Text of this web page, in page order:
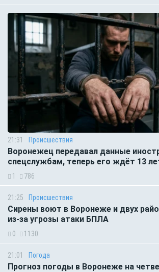
21:31 Происшествия
Воронежец передавал данные
спецслужбам, теперь его ждёт 13
1 786
21:25 Происшествия
Сирены воют в Воронеже и двух
из-за угрозы атаки БПЛА
0 1130
21:01 Погода
Прогноз погоды в Воронеже на